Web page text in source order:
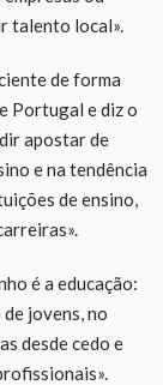
talento local».
de forma
Portugal e diz o
apostar de
e na tendência
de ensino,
é a educação:
jovens, no
desde cedo e